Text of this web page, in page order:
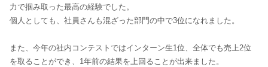
力で掴み取った最高の経験でした。
個人としても、社員さんも混ざった部門の中で3位になれました。
また、今年の社内コンテストではインターン生1位、全体でも売上2位
を取ることができ、1年前の結果を上回ることが出来ました。